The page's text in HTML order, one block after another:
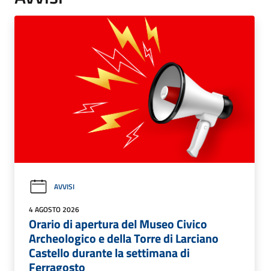
AVVISI
4 AGOSTO 2026
Orario di apertura del Museo Civico
Archeologico e della Torre di Larciano
Castello durante la settimana di
Ferragosto